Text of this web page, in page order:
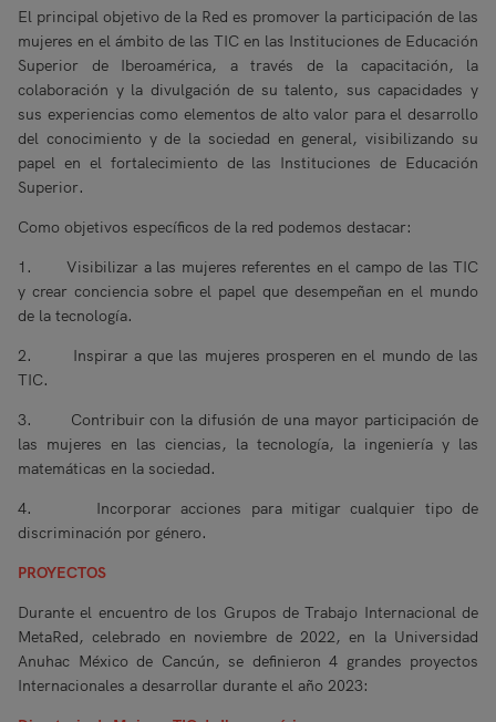
El principal objetivo de la Red es promover la participación de las
mujeres en el ámbito de las TIC en las Instituciones de Educación
Superior de Iberoamérica, a través de la capacitación, la
colaboración y la divulgación de su talento, sus capacidades y
sus experiencias como elementos de alto valor para el desarrollo
del conocimiento y de la sociedad en general, visibilizando su
papel en el fortalecimiento de las Instituciones de Educación
Superior.
Como objetivos específicos de la red podemos destacar:
1. Visibilizar a las mujeres referentes en el campo de las TIC
y crear conciencia sobre el papel que desempeñan en el mundo
de la tecnología.
2. Inspirar a que las mujeres prosperen en el mundo de las
TIC.
3. Contribuir con la difusión de una mayor participación de
las mujeres en las ciencias, la tecnología, la ingeniería y las
matemáticas en la sociedad.
4. Incorporar acciones para mitigar cualquier tipo de
discriminación por género.
PROYECTOS
Durante el encuentro de los Grupos de Trabajo Internacional de
MetaRed, celebrado en noviembre de 2022, en la Universidad
Anuhac México de Cancún, se definieron 4 grandes proyectos
Internacionales a desarrollar durante el año 2023: